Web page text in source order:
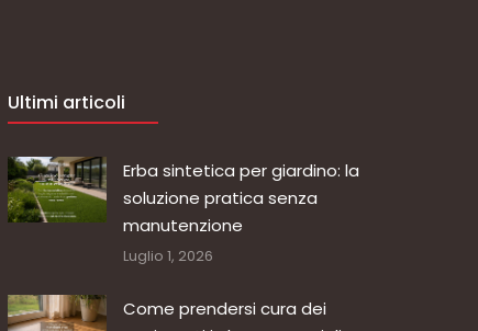
Ultimi articoli
Erba sintetica per giardino: la
soluzione pratica senza
manutenzione
Luglio 1, 2026
Come prendersi cura dei